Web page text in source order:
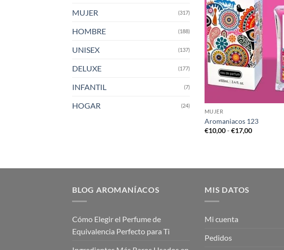
MUJER (317)
HOMBRE (188)
UNISEX (137)
DELUXE (177)
INFANTIL (7)
HOGAR
(24)
MUJER
Aromaniacos 123
€10,00-€17,00Rango
€17,00
BLOG AROMANÍACOS
Cómo Elegir el Perfume de
Equivalencia Perfecto para Ti
MIS DATOS
Mi cuenta
Pedidos